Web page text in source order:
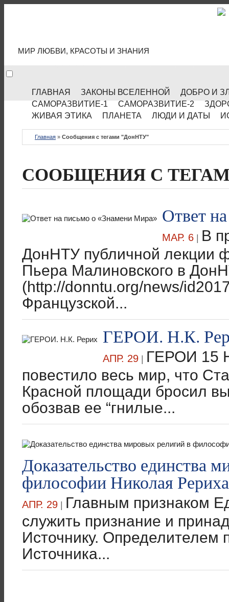
МИР ЛЮБВИ, КРАСОТЫ И ЗНАНИЯ
ГЛАВНАЯ ЗАКОНЫ ВСЕЛЕННОЙ
ДОБРО И
САМОРАЗВИТИЕ-1
САМОРАЗВИТИЕ-2
ЖИВАЯ ЭТИКА
ПЛАНЕТА ЛЮДИ И ДАТЫ
Главная » Сообщения с тегами "ДонНТУ"
СООБЩЕНИЯ С
Ответ
МАР. 6 | В
ДонНТУ публичной лекции
Пьера Малиновского в
(http://donntu.org/news/
Французской...
ГЕРОИ. Н.К.
АПР. 29 | ГЕРОИ 15
повестило весь мир, что
Красной площади бросил
обозвав ее “гнилые...
Доказательство единства
философии Николая
АПР. 29 | Главным признаком
служить признание и
Источнику. Определителем
Источника...